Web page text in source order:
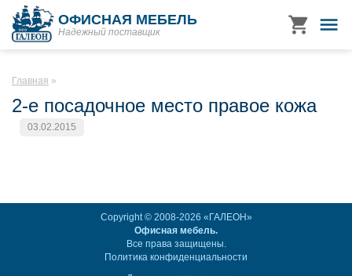
ОФИСНАЯ МЕБЕЛЬ
Надежный поставщик
Главная
2-е посадочное место правое кожа
03.02.2015
Copyright © 2008-2026 «ГАЛЕОН»
Офисная мебель.
Все права защищены.
Политика конфиденциальности